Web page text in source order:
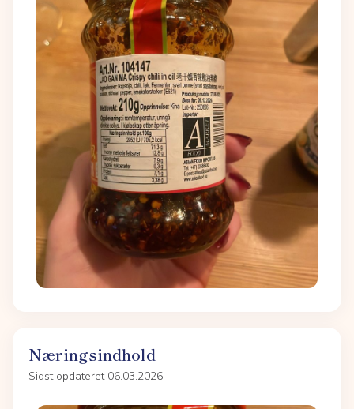
Næringsindhold
Sidst opdateret 06.03.2026